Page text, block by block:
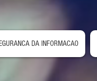
DA INFORMACAO